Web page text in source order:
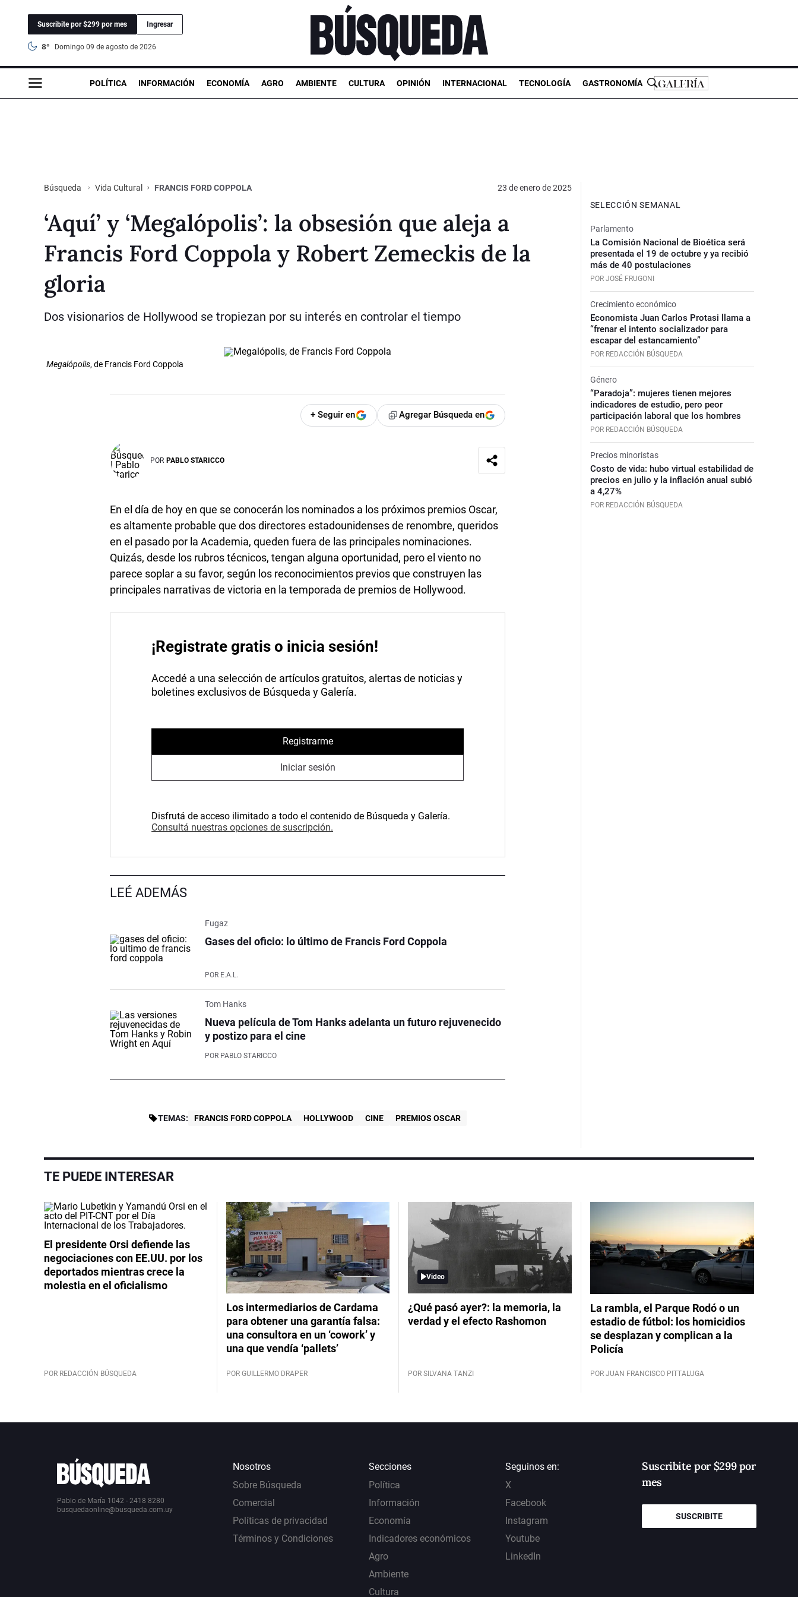
Suscribite por $299 por mes Ingresar
8° domingo 09 de agosto de 2026
POLÍTICA INFORMACIÓN ECONOMÍA AGRO AMBIENTE CULTURA OPINIÓN INTERNACIONAL TECNOLOGÍA GASTRONOMÍA
Búsqueda Vida Cultural FRANCIS FORD COPPOLA 23 de enero de 2025
‘Aquí’ y ‘Megalópolis’: la obsesión que aleja a
Francis Ford Coppola y Robert Zemeckis de la
gloria
Dos visionarios de Hollywood se tropiezan por su interés en controlar el tiempo
Megalópolis, de Francis Ford Coppola
+ Seguir en Agregar Búsqueda en
POR PABLO STARICCO
En el día de hoy en que se conocerán los nominados a los próximos premios Oscar,
es altamente probable que dos directores estadounidenses de renombre, queridos
en el pasado por la Academia, queden fuera de las principales nominaciones.
Quizás, desde los rubros técnicos, tengan alguna oportunidad, pero el viento no
parece soplar a su favor, según los reconocimientos previos que construyen las
principales narrativas de victoria en la temporada de premios de Hollywood.
¡Registrate gratis o inicia sesión!
Accedé a una selección de artículos gratuitos, alertas de noticias y
boletines exclusivos de Búsqueda y Galería.
Registrarme
Iniciar sesión
Disfrutá de acceso ilimitado a todo el contenido de Búsqueda y Galería.
Consultá nuestras opciones de suscripción.
LEÉ ADEMÁS
Fugaz
Gases del oficio: lo último de Francis Ford Coppola
POR E.A.L.
Tom Hanks
Nueva película de Tom Hanks adelanta un futuro rejuvenecido
y postizo para el cine
POR PABLO STARICCO
TEMAS: FRANCIS FORD COPPOLA HOLLYWOOD CINE PREMIOS OSCAR
SELECCIÓN SEMANAL
Parlamento
La Comisión Nacional de Bioética será
presentada el 19 de octubre y ya recibió
más de 40 postulaciones
POR JOSÉ FRUGONI
Crecimiento económico
Economista Juan Carlos Protasi llama a
“frenar el intento socializador para
escapar del estancamiento”
POR REDACCIÓN BÚSQUEDA
Género
“Paradoja”: mujeres tienen mejores
indicadores de estudio, pero peor
participación laboral que los hombres
POR REDACCIÓN BÚSQUEDA
Precios minoristas
Costo de vida: hubo virtual estabilidad de
precios en julio y la inflación anual subió
a 4,27%
POR REDACCIÓN BÚSQUEDA
TE PUEDE INTERESAR
El presidente Orsi defiende las
negociaciones con EE.UU. por los
deportados mientras crece la
molestia en el oficialismo
POR REDACCIÓN BÚSQUEDA
Los intermediarios de Cardama
para obtener una garantía falsa:
una consultora en un ‘cowork’ y
una que vendía ‘pallets’
POR GUILLERMO DRAPER
Video
¿Qué pasó ayer?: la memoria, la
verdad y el efecto Rashomon
POR SILVANA TANZI
La rambla, el Parque Rodó o un
estadio de fútbol: los homicidios
se desplazan y complican a la
Policía
POR JUAN FRANCISCO PITTALUGA
Pablo de María 1042 - 2418 8280
busquedaonline@busqueda.com.uy
Nosotros
Sobre Búsqueda
Comercial
Políticas de privacidad
Términos y Condiciones
Secciones
Política
Información
Economía
Indicadores económicos
Agro
Ambiente
Cultura
Seguinos en:
X
Facebook
Instagram
Youtube
LinkedIn
Suscribite por $299 por
mes
SUSCRIBITE